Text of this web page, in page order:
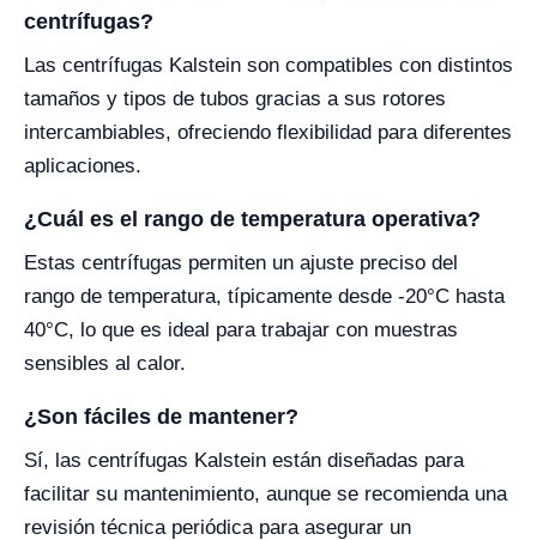
centrífugas?
Las centrífugas Kalstein son compatibles con distintos
tamaños y tipos de tubos gracias a sus rotores
intercambiables, ofreciendo flexibilidad para diferentes
aplicaciones.
¿Cuál es el rango de temperatura operativa?
Estas centrífugas permiten un ajuste preciso del
rango de temperatura, típicamente desde -20°C hasta
40°C, lo que es ideal para trabajar con muestras
sensibles al calor.
¿Son fáciles de mantener?
Sí, las centrífugas Kalstein están diseñadas para
facilitar su mantenimiento, aunque se recomienda una
revisión técnica periódica para asegurar un